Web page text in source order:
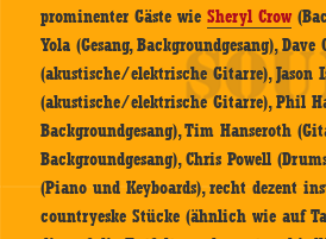
prominenter Gäste wieSheryl Crow
Yola (Gesang, Backgroundgesang), Dave
(akustische/elektrische Gitarre), Jason
(akustische/elektrische Gitarre), Phil
Backgroundgesang), Tim Hanseroth
Backgroundgesang), Chris Powell
(Piano und Keyboards), recht dezent
countryeske Stücke (ähnlich wie auf